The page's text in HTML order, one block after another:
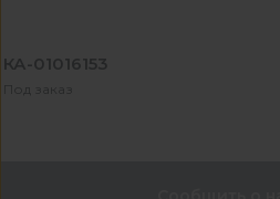
КА-01016153
Под заказ